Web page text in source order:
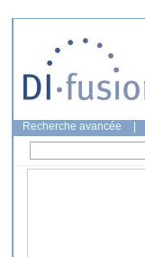
Recherche avancée